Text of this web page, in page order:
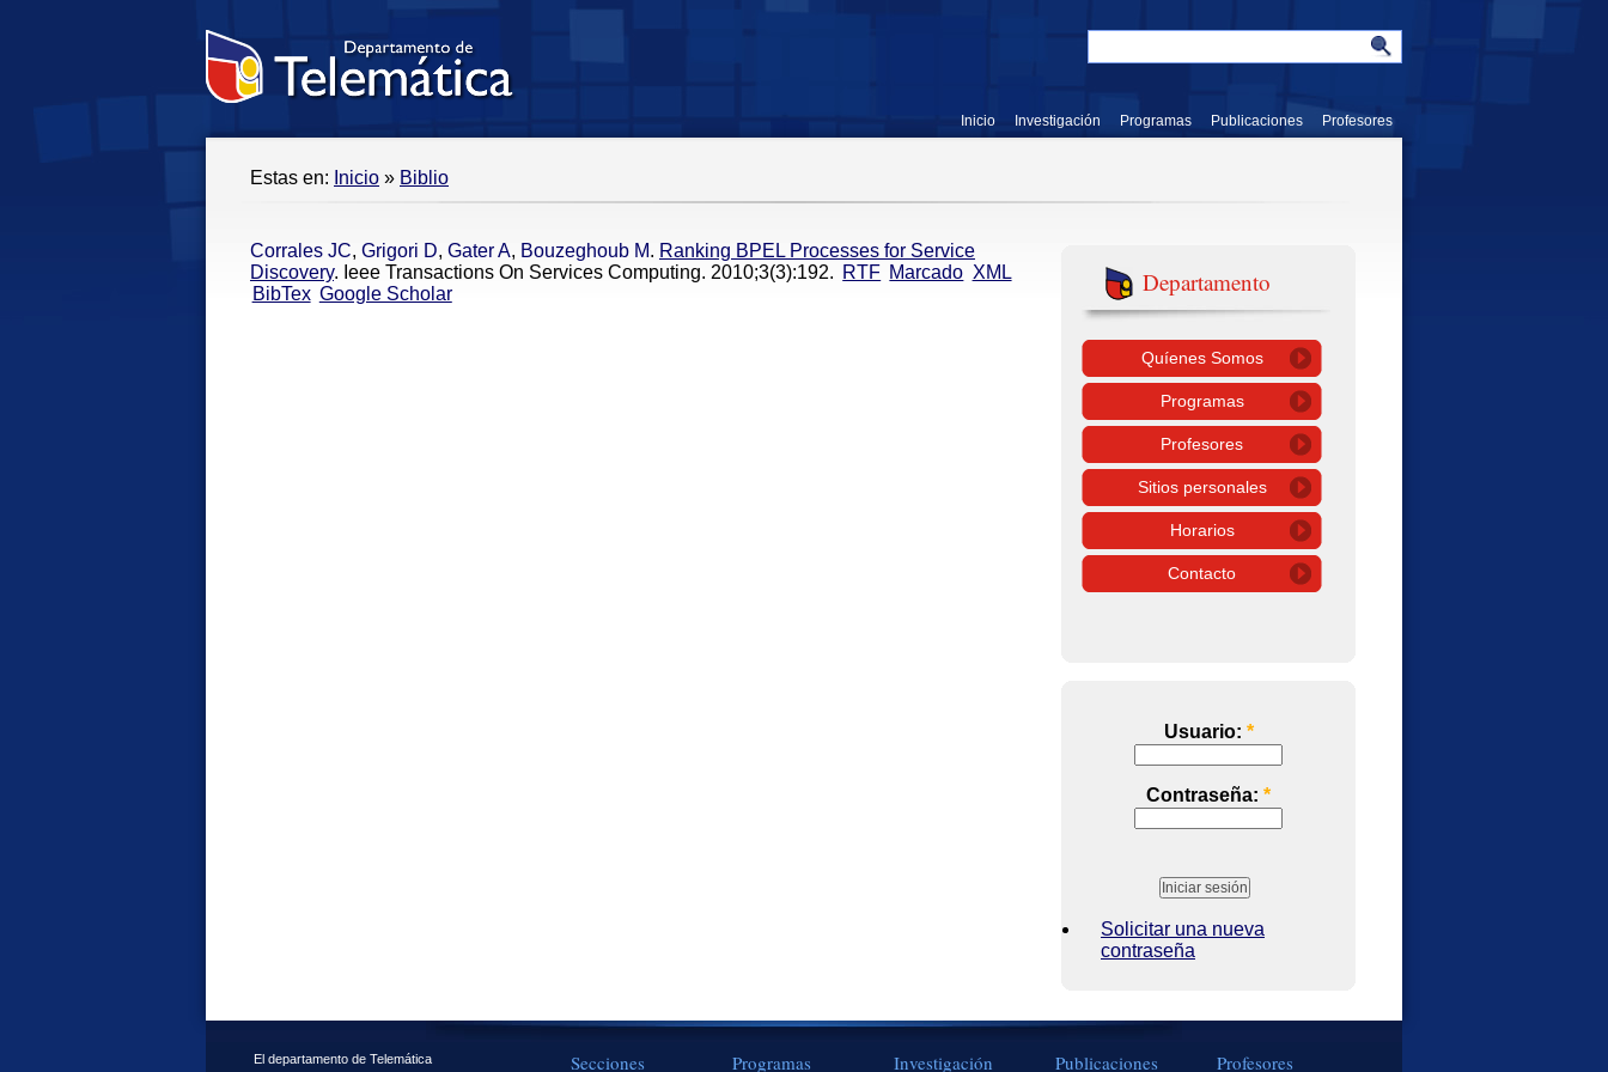
Inicio Investigación Programas Publicaciones Profesores
Estas en: Inicio » Biblio
Corrales JC, Grigori D, Gater A, Bouzeghoub M. Ranking BPEL Processes for Service
Discovery. Ieee Transactions On Services Computing. 2010;3(3):192. RTF Marcado XML
BibTex Google Scholar Departamento
Quíenes Somos
Programas
Profesores
Sitios personales
Horarios
Contacto
Usuario: *
Contraseña: *
Solicitar una nueva
contraseña
El departamento de Telemática
Secciones Programas Investigación Publicaciones Profesores